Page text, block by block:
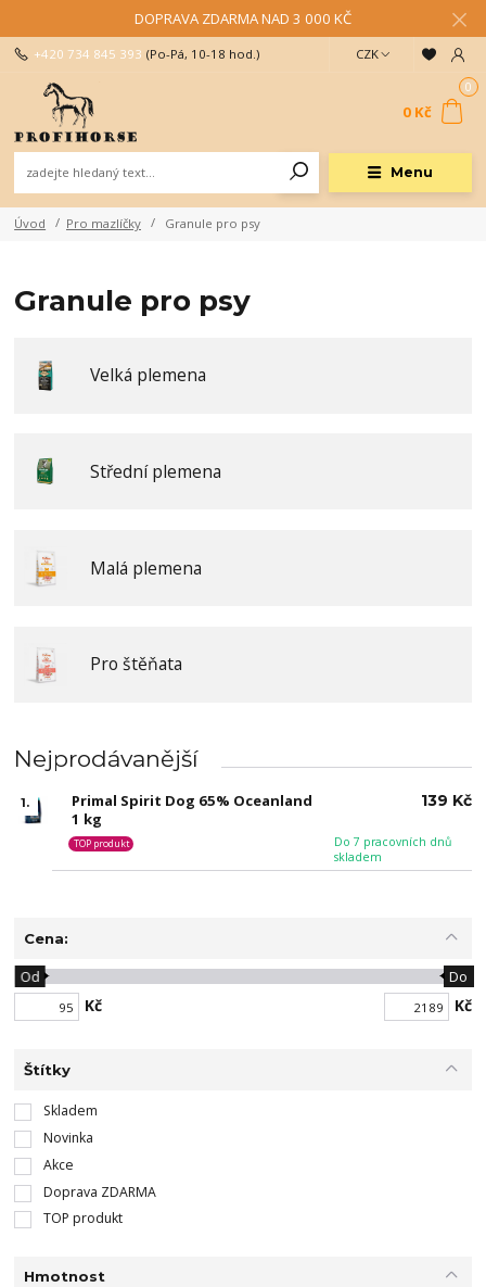
DOPRAVA ZDARMA NAD 3 000 KČ
Menu
CZK
+420 734 845 393 (Po-Pá, 10-18 hod.)
0
0 Kč
Úvod Pro mazlíčky Granule pro psy
Granule pro psy
Velká plemena
Střední plemena
Malá plemena
Pro štěňata
Nejprodávanější
1.
Primal Spirit Dog 65% Oceanland
1 kg
Do 7 pracovních dnů
skladem
TOP produkt
139 Kč
Cena:
Kč
Od Do
Kč
Štítky
Skladem
Novinka
Akce
Doprava ZDARMA
TOP produkt
Hmotnost